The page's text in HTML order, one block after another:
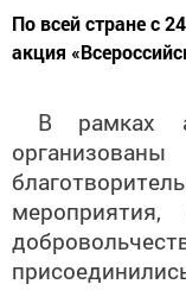
По всей стране с
акция
В рамках